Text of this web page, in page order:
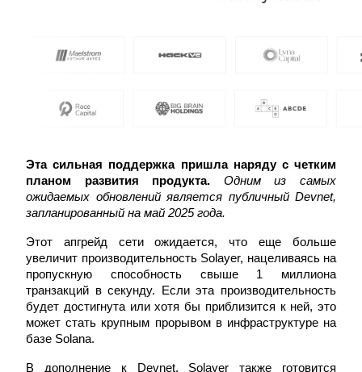
Силовая свинья
Получайте конкурентные награды ежедневно
Эта сильная поддержка пришла наряду с четким
планом развития продукта.
Одним из самых
ожидаемых обновлений является публичный Devnet,
запланированный на май 2025 года.
Этот апгрейд сети ожидается, что еще больше
увеличит производительность Solayer, нацеливаясь на
пропускную способность свыше 1 миллиона
транзакций в секунду. Если эта производительность
будет достигнута или хотя бы приблизится к ней, это
может стать крупным прорывом в инфраструктуре на
базе Solana.
В дополнение к Devnet, Solayer также готовится